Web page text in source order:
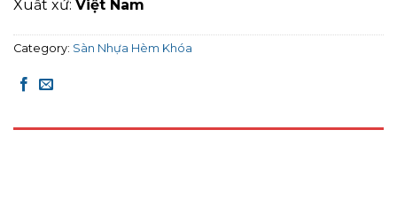
Xuất xứ: Việt Nam
Category: Sàn Nhựa Hèm Khóa